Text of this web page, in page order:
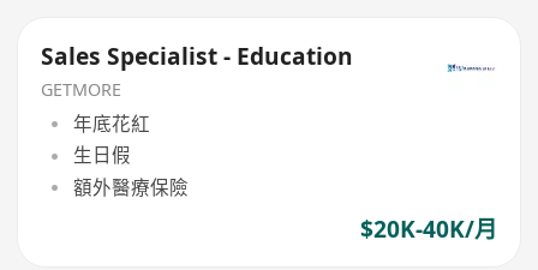
Sales Specialist - Education
GETMORE
年底花紅
生日假
額外醫療保險
$20K-40K/月